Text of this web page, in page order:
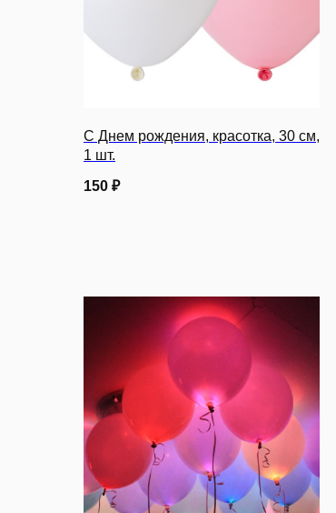
С Днем рождения, красотка, 30 см,
1 шт.
150 ₽